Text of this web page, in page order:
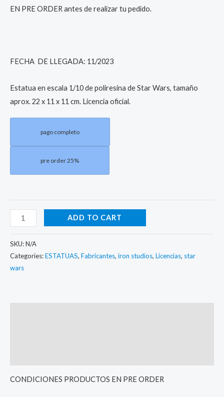
EN PRE ORDER antes de realizar tu pedido.
FECHA DE LLEGADA: 11/2023
Estatua en escala 1/10 de poliresina de Star Wars, tamaño
aprox. 22 x 11 x 11 cm. Licencia oficial.
pago completo
pre order 25%
ADD TO CART
SKU:N/A
Categories:ESTATUAS, Fabricantes, iron studios, Licencias, star
wars
CONDICIONES PRODUCTOS EN PRE ORDER